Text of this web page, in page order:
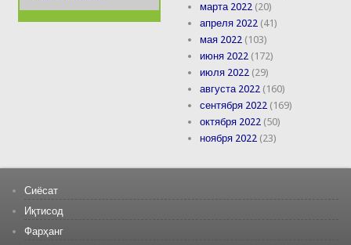
марта 2022 (20)
апреля 2022 (41)
мая 2022 (103)
июня 2022 (172)
июля 2022 (29)
августа 2022 (160)
сентября 2022 (169)
октября 2022 (50)
ноября 2022 (23)
Сиёсат
Иқтисод
Фарҳанг